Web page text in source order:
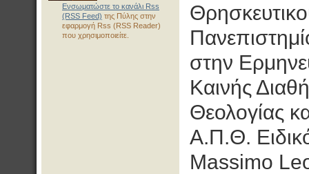
Ενσωματώστε το κανάλι Rss
(RSS Feed) της Πύλης στην
εφαρμογή Rss (RSS Reader)
που χρησιμοποιείτε.
στην
Καινής
Θεολογίας
Α.Π.Θ.
Massimo